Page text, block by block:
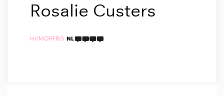
Rosalie Custers
HUMORFRIS 4 TAALICONEN